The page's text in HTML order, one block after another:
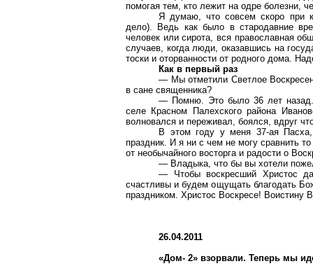
помогая тем, кто лежит на одре болезни,
Я думаю, что совсем скоро при
дело). Ведь как было в стародавние
человек или сирота, вся православная
случаев, когда люди, оказавшись на
тоски и оторванности от родного дома.
Как в первый раз
— Мы отметили Светлое
в сане священника?
— Помню. Это было 36 лет
селе Красном Палехского района
волновался и переживал, боялся, вдруг
В этом году у меня 37-ая
праздник. И я ни с чем не могу сравнить
от необычайного восторга и радости о
— Владыка, что бы вы хотели
— Чтобы воскресший Христос
счастливы и будем ощущать благодать
праздником. Христос Воскресе! Воистину
26.04.2011
«Дом- 2» взорвали. Теперь мы